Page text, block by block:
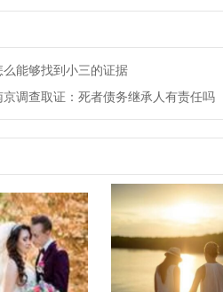
么能够找到小三的证据
京调查取证：死者债务继承人有责任吗